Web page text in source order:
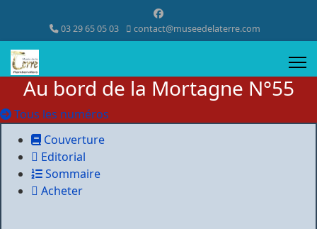
03 29 65 05 03 contact@museedelaterre.com
Au bord de la Mortagne N°55
Tous les numéros
Couverture
Editorial
Sommaire
Acheter